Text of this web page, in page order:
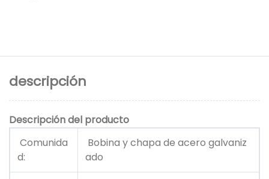
descripción
Descripción del producto
Comunida
d:
Bobina y chapa de acero galvaniz
ado